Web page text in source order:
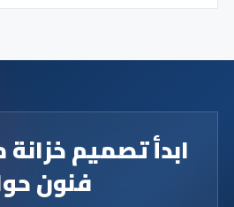
ابدأ تصميم
فنون